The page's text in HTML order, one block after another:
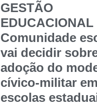
GESTÃO
EDUCACIONAL
Comunidade
vai decidir
adoção do
cívico-militar
escolas